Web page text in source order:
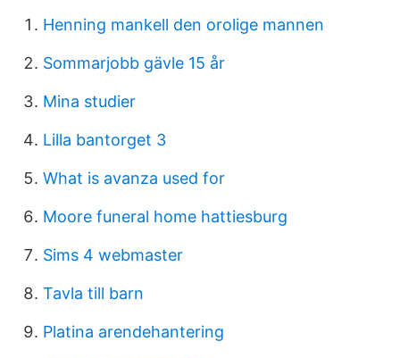
Henning mankell den orolige mannen
Sommarjobb gävle 15 år
Mina studier
Lilla bantorget 3
What is avanza used for
Moore funeral home hattiesburg
Sims 4 webmaster
Tavla till barn
Platina arendehantering